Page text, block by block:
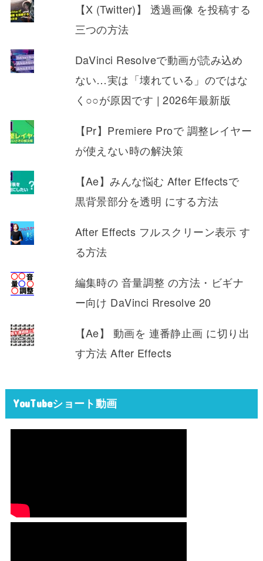
【X (Twitter)】 透過画像 を投稿する
三つの方法
DaVinci Resolveで動画が読み込め
ない…実は「壊れている」のではな
く○○が原因です | 2026年最新版
【Pr】Premiere Proで 調整レイヤー
が使えない時の解決策
【Ae】みんな悩む After Effectsで
黒背景部分を透明 にする方法
After Effects フルスクリーン表示 す
る方法
編集時の 音量調整 の方法・ビギナ
ー向け DaVinci Rresolve 20
【Ae】 動画を 連番静止画 に切り出
す方法 After Effects
YouTubeショート動画